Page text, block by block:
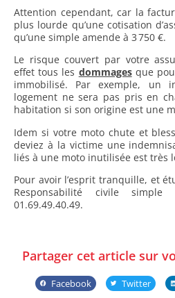
Attention cependant, car la
plus lourde qu’une cotisation
qu’une simple amende à 3 750 €.
Le risque couvert par votre
effet tous les dommagesque
immobilisé. Par exemple, un
logement ne sera pas pris en
habitation si son origine est une
Idem si votre moto chute et
deviez à la victime une
liés à une moto inutilisée est très
Pour avoir l’esprit tranquille, et
Responsabilité civile
01.69.49.40.49.
Partager cet article sur
Facebook Twitter